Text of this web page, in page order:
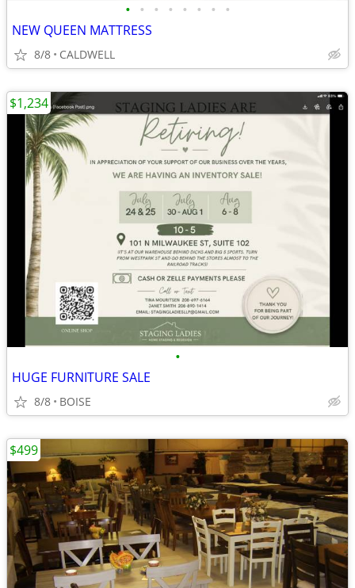
• • • • • • • •
NEW QUEEN MATTRESS
8/8 CALDWELL
•
HUGE FURNITURE SALE
8/8 BOISE
$1,234
$499